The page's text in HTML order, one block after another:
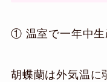
① 温室で一年中生
胡蝶蘭は外気温に